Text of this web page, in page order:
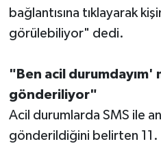
bağlantısına tıklayarak
görülebiliyor" dedi.
"Ben acil durumdayım'
gönderiliyor"
Acil durumlarda SMS ile
gönderildiğini belirten 11.